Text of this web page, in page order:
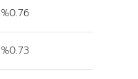
%0.76
%0.73